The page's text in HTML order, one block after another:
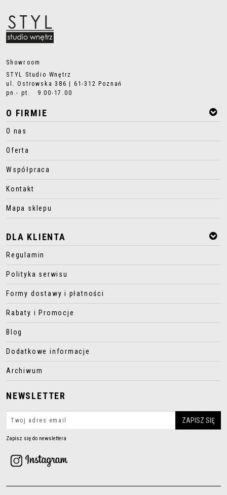
Showroom
STYL Studio Wnętrz
ul. Ostrowska 386 | 61-312 Poznań
pn.- pt. 9.00-17.00
O FIRMIE
O nas
Oferta
Współpraca
Kontakt
Mapa sklepu
DLA KLIENTA
Regulamin
Polityka serwisu
Formy dostawy i płatności
Rabaty i Promocje
Blog
Dodatkowe informacje
Archiwum
NEWSLETTER
Zapisz się do newslettera